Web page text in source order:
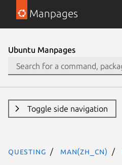
Manpages
Ubuntu Manpages
Toggle side navigation
questing man(zh_CN)